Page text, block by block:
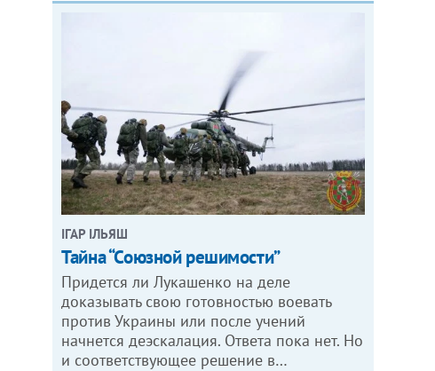
ІГАР ІЛЬЯШ
Тайна “Союзной решимости”
Придется ли Лукашенко на деле
доказывать свою готовностью воевать
против Украины или после учений
начнется деэскалация. Ответа пока нет. Но
и соответствующее решение в…